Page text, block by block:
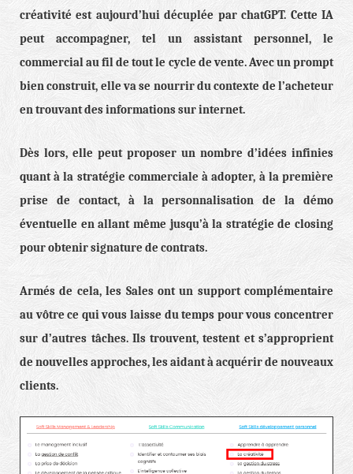
créativité est aujourd’hui décuplée par chatGPT. Cette IA
peut accompagner, tel un assistant personnel, le
commercial au fil de tout le cycle de vente. Avec un prompt
bien construit, elle va se nourrir du contexte de l’acheteur
en trouvant des informations sur internet.
Dès lors, elle peut proposer un nombre d’idées infinies
quant à la stratégie commerciale à adopter, à la première
prise de contact, à la personnalisation de la démo
éventuelle en allant même jusqu’à la stratégie de closing
pour obtenir signature de contrats.
Armés de cela, les Sales ont un support complémentaire
au vôtre ce qui vous laisse du temps pour vous concentrer
sur d’autres tâches. Ils trouvent, testent et s’approprient
de nouvelles approches, les aidant à acquérir de nouveaux
clients.